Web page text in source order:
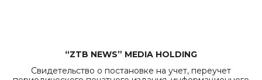
“ZTB NEWS” MEDIA HOLDING
Свидетельство о постановке на учет, переучет